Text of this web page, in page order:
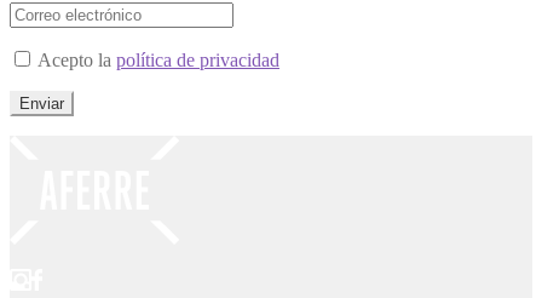
Acepto la política de privacidad